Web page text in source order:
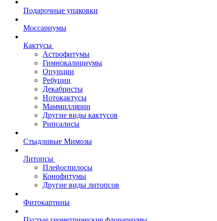
Подарочные упаковки
Моссариумы
Кактусы
Астрофитумы
Гимнокалициумы
Опунции
Ребуции
Декабристы
Нотокактусы
Маммиллярии
Другие виды кактусов
Рипсалисы
Стыдливые Мимозы
Литопсы
Плейоспилосы
Конофитумы
Другие виды литопсов
Фитокартины